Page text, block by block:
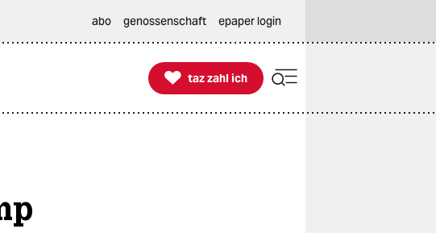
abo genossenschaft epaper login

taz zahl ich
taz zahl ich